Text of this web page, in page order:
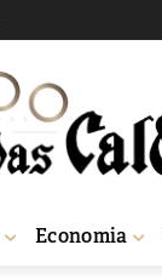
Economia